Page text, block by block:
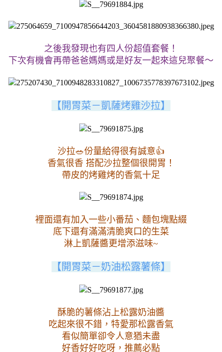
之後我發現也有四人份超值套餐！
下次有機會再帶爸爸媽媽或是好友一起來這兒聚餐～
【開胃菜－凱薩烤雞沙拉】
沙拉🥗份量給得很有誠意👍
香氣很香 搭配沙拉整個很開胃！
帶皮的烤雞烤的香氣十足
裡面還有加入一些小番茄、麵包塊點綴
底下還有滿滿清脆爽口的生菜
淋上凱薩醬更增添滋味~
【開胃菜－奶油松露薯條】
酥脆的薯條沾上松露奶油醬
吃起來很不錯，特愛那松露香氣
看似簡單卻令人意猶未盡
好香好好吃呀 ，推薦必點